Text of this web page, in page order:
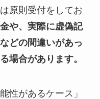
原則受付をしてお
や、実際に虚偽記
どの間違いがあっ
場合があります。
性があるケース」